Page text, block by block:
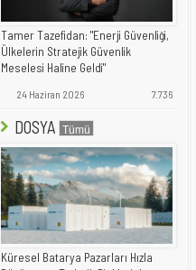
Tamer Tazefidan: "Enerji Güvenliği,
Ülkelerin Stratejik Güvenlik
Meselesi Haline Geldi"
24 Haziran 2026 7.736
DOSYA
Küresel Batarya Pazarları Hızla